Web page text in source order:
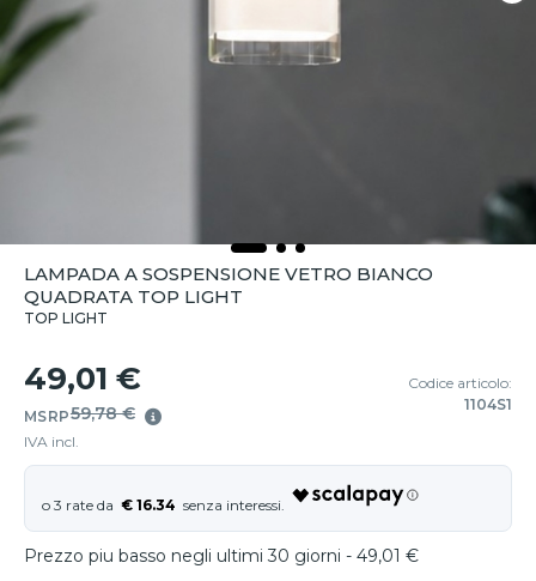
LAMPADA A SOSPENSIONE VETRO BIANCO
QUADRATA TOP LIGHT
TOP LIGHT
49,01 €
MSRP59,78 €
IVA incl.
Codice articolo:
1104S1
€ 16.34
Prezzo piu basso negli ultimi 30 giorni - 49,01 €